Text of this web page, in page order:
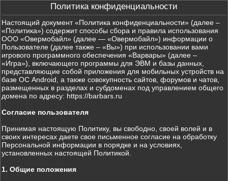
Политика конфиденциальности
Настоящий документ «Политика конфиденциальности» (далее –
«Политика») содержит способы сбора и правила использования
ООО «Овермобайл» (далее — «Овермобайл») информации о
Пользователе (далее также – «Вы») при использовании вами
игрового программного обеспечения «Варвары» (далее –
«Игра»), включающего программы для ЭВМ и базы данных,
представляющие собой приложения для мобильных устройств на
базе ОС Android, а также совокупность сайтов, форумов и чатов,
размещенных в разделах и субдоменах под управлением общего
домена по адресу: https://barbars.ru
Согласие пользователя
Принимая настоящую Политику, вы свободно, своей волей и в
своих интересах даете свое письменное согласие на обработку
Персональной информации в порядке и на условиях,
установленных настоящей Политикой.
1. Общие положения